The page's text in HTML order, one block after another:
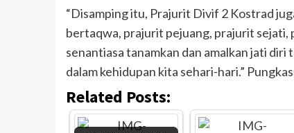
“Disamping itu, Prajurit Divif 2 Kostrad
bertaqwa, prajurit pejuang, prajurit
senantiasa tanamkan dan amalkan jati
dalam kehidupan kita sehari-hari.”
Related Posts: